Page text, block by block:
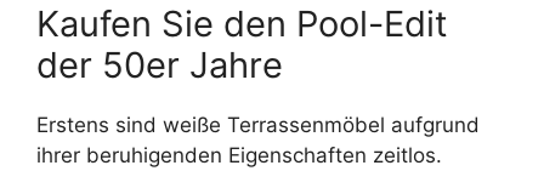
Kaufen Sie den Pool-Edit
der 50er Jahre
Erstens sind weiße Terrassenmöbel aufgrund
ihrer beruhigenden Eigenschaften zeitlos.